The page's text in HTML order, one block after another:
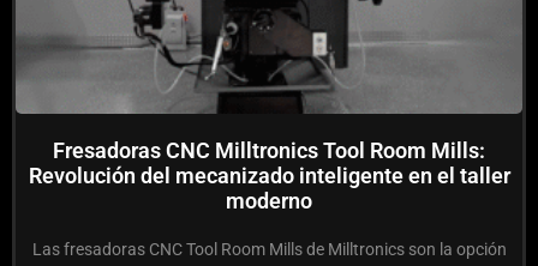
Fresadoras CNC Milltronics Tool Room Mills:
Revolución del mecanizado inteligente en el taller
moderno
Las fresadoras CNC Tool Room Mills de Milltronics son la opción